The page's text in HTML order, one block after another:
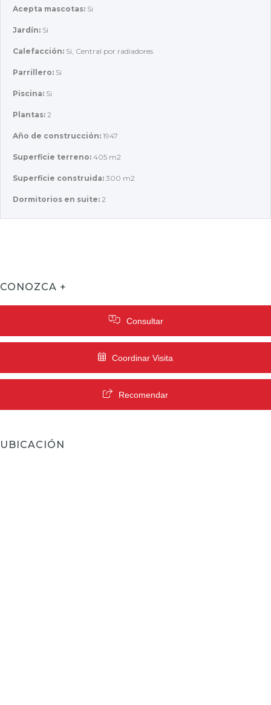
Acepta mascotas: Si
Jardín: Si
Calefacción: Si, Central por radiadores
Parrillero: Si
Piscina: Si
Plantas: 2
Año de construcción: 1947
Superficie terreno: 405 m2
Superficie construida: 300 m2
Dormitorios en suite: 2
CONOZCA +
Consultar
Coordinar Visita
Recomendar
UBICACIÓN